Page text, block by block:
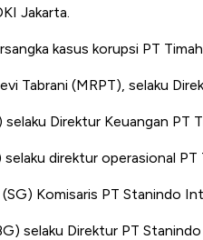
Jakarta.
kasus korupsi PT Timah
Tabrani (MRPT), selaku
selaku Direktur Keuangan PT
direktur operasional PT
Komisaris PT Stanindo
selaku Direktur PT